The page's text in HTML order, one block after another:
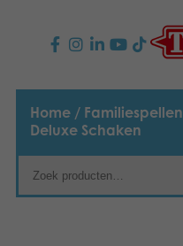
PRODUCTEN
Kinderspellen
Familiespellen
TACTIC
Home / Familiespellen
Deluxe Schaken